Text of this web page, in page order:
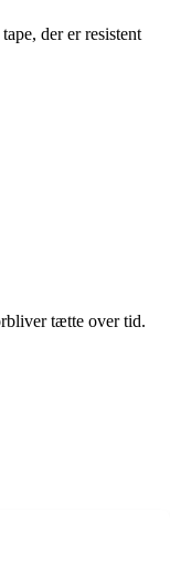
der er resistent
tætte over tid.